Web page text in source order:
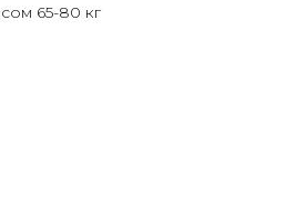
65-80 кг